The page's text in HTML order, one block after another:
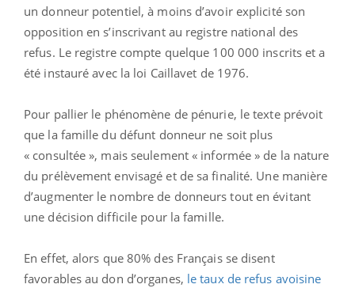
un donneur potentiel, à moins d’avoir explicité son
opposition en s’inscrivant au registre national des
refus. Le registre compte quelque 100 000 inscrits et a
été instauré avec la loi Caillavet de 1976.
Pour pallier le phénomène de pénurie, le texte prévoit
que la famille du défunt donneur ne soit plus
« consultée », mais seulement « informée » de la nature
du prélèvement envisagé et de sa finalité. Une manière
d’augmenter le nombre de donneurs tout en évitant
une décision difficile pour la famille.
En effet, alors que 80% des Français se disent
favorables au don d’organes, le taux de refus avoisine